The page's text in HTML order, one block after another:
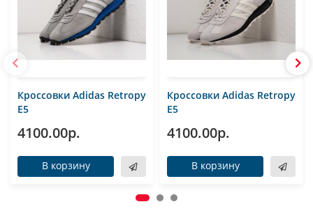
Кроссовки Adidas Retropy
E5
4100.00р.
В корзину
Кроссовки Adidas Retropy
E5
4100.00р.
В корзину